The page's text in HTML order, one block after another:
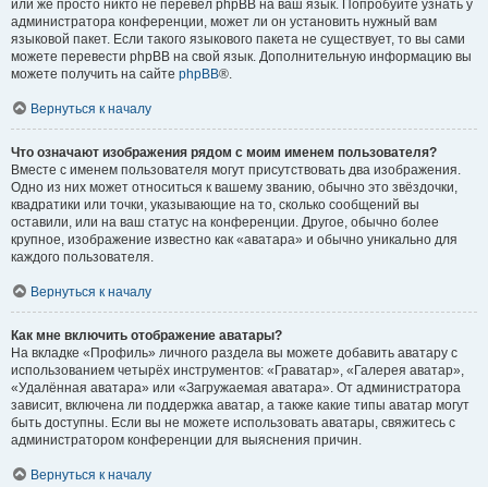
или же просто никто не перевёл phpBB на ваш язык. Попробуйте узнать у
администратора конференции, может ли он установить нужный вам
языковой пакет. Если такого языкового пакета не существует, то вы сами
можете перевести phpBB на свой язык. Дополнительную информацию вы
можете получить на сайте phpBB®.
Вернуться к началу
Что означают изображения рядом с моим именем пользователя?
Вместе с именем пользователя могут присутствовать два изображения.
Одно из них может относиться к вашему званию, обычно это звёздочки,
квадратики или точки, указывающие на то, сколько сообщений вы
оставили, или на ваш статус на конференции. Другое, обычно более
крупное, изображение известно как «аватара» и обычно уникально для
каждого пользователя.
Вернуться к началу
Как мне включить отображение аватары?
На вкладке «Профиль» личного раздела вы можете добавить аватару с
использованием четырёх инструментов: «Граватар», «Галерея аватар»,
«Удалённая аватара» или «Загружаемая аватара». От администратора
зависит, включена ли поддержка аватар, а также какие типы аватар могут
быть доступны. Если вы не можете использовать аватары, свяжитесь с
администратором конференции для выяснения причин.
Вернуться к началу